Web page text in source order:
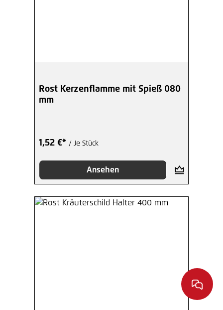
Rost Kerzenflamme mit Spieß 080
mm
1,52 €* / Je Stück
Ansehen